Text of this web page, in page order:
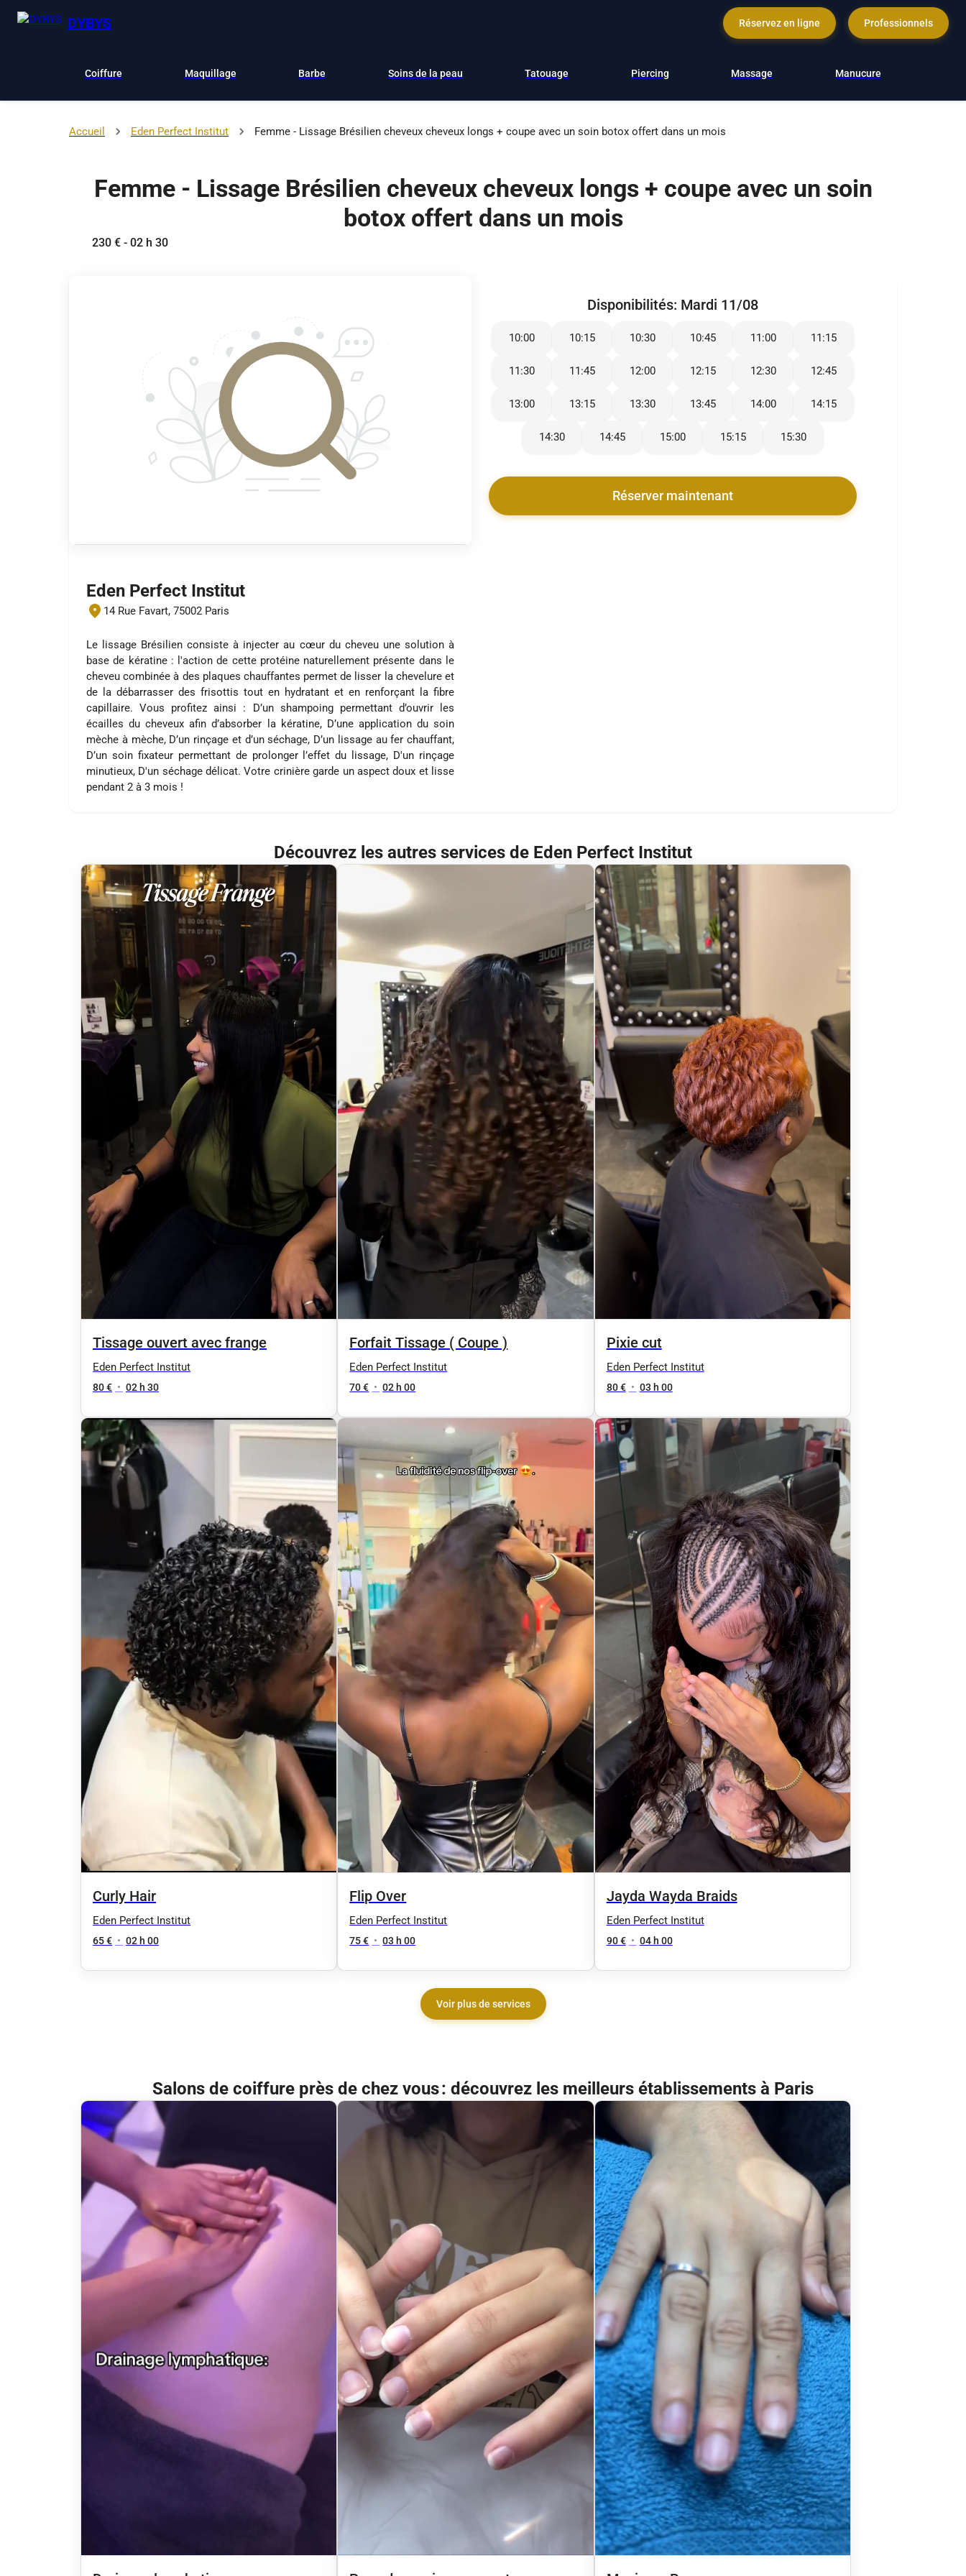
DYBYS Réservez en ligne Professionnels
Coiffure Maquillage Barbe Soins de la peau Tatouage Piercing Massage Manucure
Accueil Eden Perfect Institut Femme - Lissage Brésilien cheveux cheveux longs + coupe avec un soin botox offert dans un mois
Femme - Lissage Brésilien cheveux cheveux longs + coupe avec un soin
botox offert dans un mois
230 € - 02 h 30
Eden Perfect Institut
14 Rue Favart, 75002 Paris
Le lissage Brésilien consiste à injecter au cœur du cheveu une solution à
base de kératine : l'action de cette protéine naturellement présente dans le
cheveu combinée à des plaques chauffantes permet de lisser la chevelure et
de la débarrasser des frisottis tout en hydratant et en renforçant la fibre
capillaire. Vous profitez ainsi : D’un shampoing permettant d’ouvrir les
écailles du cheveux afin d’absorber la kératine, D’une application du soin
mèche à mèche, D’un rinçage et d’un séchage, D’un lissage au fer chauffant,
D’un soin fixateur permettant de prolonger l’effet du lissage, D'un rinçage
minutieux, D'un séchage délicat. Votre crinière garde un aspect doux et lisse
pendant 2 à 3 mois !
Disponibilités: Mardi 11/08
10:00 10:15 10:30 10:45 11:00 11:15
11:30 11:45 12:00 12:15 12:30 12:45
13:00 13:15 13:30 13:45 14:00 14:15
14:30 14:45 15:00 15:15 15:30
Réserver maintenant
Découvrez les autres services de Eden Perfect Institut
Tissage ouvert avec frange
Eden Perfect Institut
80 € • 02 h 30
Forfait Tissage ( Coupe )
Eden Perfect Institut
70 € • 02 h 00
Pixie cut
Eden Perfect Institut
80 € • 03 h 00
Curly Hair
Eden Perfect Institut
65 € • 02 h 00
Flip Over
Eden Perfect Institut
75 € • 03 h 00
Jayda Wayda Braids
Eden Perfect Institut
90 € • 04 h 00
Voir plus de services
Salons de coiffure près de chez vous : découvrez les meilleurs établissements à Paris